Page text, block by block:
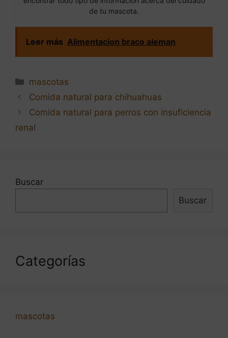
de tu mascota.
Leer más Alimentacion braco aleman
Categorías
mascotas
Navegación
de
Comida natural para chihuahuas
Comida natural para perros con insuficiencia
renal
Buscar
Buscar
Categorías
mascotas